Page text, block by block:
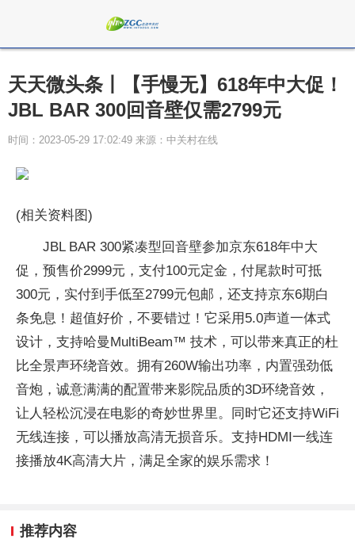
天天微头条丨【手慢无】618年中大促！
JBL BAR 300回音壁仅需2799元
时间：2023-05-29 17:02:49 来源：中关村在线
(相关资料图)
JBL BAR 300紧凑型回音壁参加京东618年中大
促，预售价2999元，支付100元定金，付尾款时可抵
300元，实付到手低至2799元包邮，还支持京东6期白
条免息！超值好价，不要错过！它采用5.0声道一体式
设计，支持哈曼MultiBeam™ 技术，可以带来真正的杜
比全景声环绕音效。拥有260W输出功率，内置强劲低
音炮，诚意满满的配置带来影院品质的3D环绕音效，
让人轻松沉浸在电影的奇妙世界里。同时它还支持WiFi
无线连接，可以播放高清无损音乐。支持HDMI一线连
接播放4K高清大片，满足全家的娱乐需求！
推荐内容